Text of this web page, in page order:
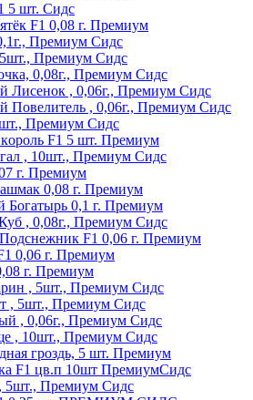
5 шт. Сидс
F1 0,08 г. Премиум
Премиум Сидс
Премиум Сидс
0,08г., Премиум Сидс
Лисенок , 0,06г., Премиум Сидс
Повелитель , 0,06г., Премиум Сидс
Премиум Сидс
F1 5 шт. Пpeмиyм
, 10шт., Премиум Сидс
г. Пpeмиyм
0,08 г. Пpeмиyм
0,1 г. Пpeмиyм
, 0,08г., Премиум Сидс
F1 0,06 г. Пpeмиyм
0,06 г. Пpeмиyм
г. Пpeмиyм
, 5шт., Премиум Сидс
, 5шт., Премиум Сидс
, 0,06г., Премиум Сидс
, 10шт., Премиум Сидс
гроздь, 5 шт. Премиум
F1 цв.п 10шт ПремиумСидс
5шт., Премиум Сидс